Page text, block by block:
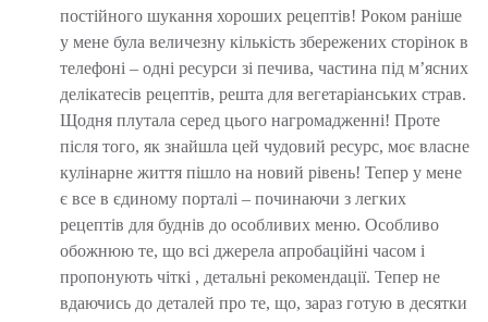
постійного шукання хороших рецептів! Роком раніше
у мене була величезну кількість збережених сторінок в
телефоні – одні ресурси зі печива, частина під м’ясних
делікатесів рецептів, решта для вегетаріанських страв.
Щодня плутала серед цього нагромадженні! Проте
після того, як знайшла цей чудовий ресурс, моє власне
кулінарне життя пішло на новий рівень! Тепер у мене
є все в єдиному порталі – починаючи з легких
рецептів для буднів до особливих меню. Особливо
обожнюю те, що всі джерела апробаційні часом і
пропонують чіткі , детальні рекомендації. Тепер не
вдаючись до деталей про те, що, зараз готую в десятки